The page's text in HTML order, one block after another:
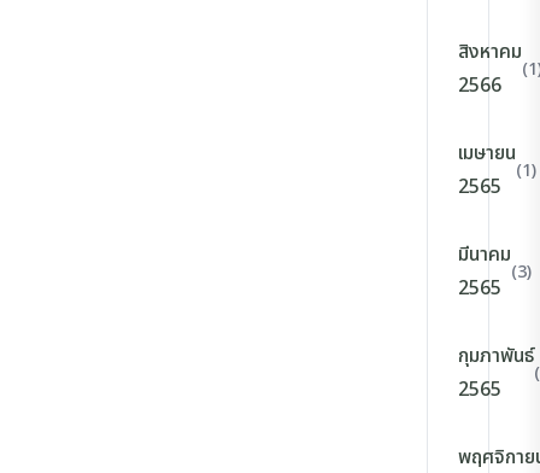
สิงหาคม
2566
เมษายน
2565
(1)
มีนาคม
2565
(3)
กุมภาพันธ์
2565
พฤศจิกาย